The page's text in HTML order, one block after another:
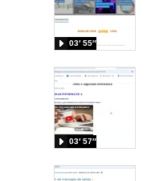
03′ 55″
03′ 57″